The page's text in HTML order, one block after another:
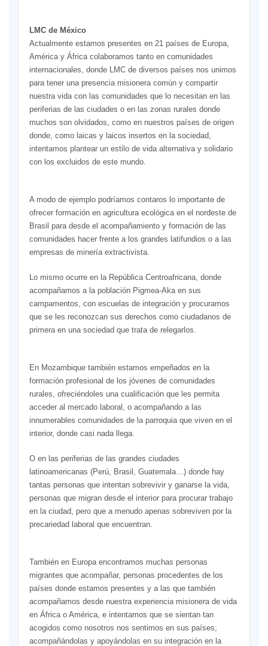
LMC de México
Actualmente estamos presentes en 21 países de Europa,
América y África colaboramos tanto en comunidades
internacionales, donde LMC de diversos países nos unimos
para tener una presencia misionera común y compartir
nuestra vida con las comunidades que lo necesitan en las
periferias de las ciudades o en las zonas rurales donde
muchos son olvidados, como en nuestros países de origen
donde, como laicas y laicos insertos en la sociedad,
intentamos plantear un estilo de vida alternativa y solidario
con los excluidos de este mundo.
A modo de ejemplo podríamos contaros lo importante de
ofrecer formación en agricultura ecológica en el nordeste de
Brasil para desde el acompañamiento y formación de las
comunidades hacer frente a los grandes latifundios o a las
empresas de minería extractivista.
Lo mismo ocurre en la República Centroafricana, donde
acompañamos a la población Pigmea-Aka en sus
campamentos, con escuelas de integración y procuramos
que se les reconozcan sus derechos como ciudadanos de
primera en una sociedad que trata de relegarlos.
En Mozambique también estamos empeñados en la
formación profesional de los jóvenes de comunidades
rurales, ofreciéndoles una cualificación que les permita
acceder al mercado laboral, o acompañando a las
innumerables comunidades de la parroquia que viven en el
interior, donde casi nada llega.
O en las periferias de las grandes ciudades
latinoamericanas (Perú, Brasil, Guatemala…) donde hay
tantas personas que intentan sobrevivir y ganarse la vida,
personas que migran desde el interior para procurar trabajo
en la ciudad, pero que a menudo apenas sobreviven por la
precariedad laboral que encuentran.
También en Europa encontramos muchas personas
migrantes que acompañar, personas procedentes de los
países donde estamos presentes y a las que también
acompañamos desde nuestra experiencia misionera de vida
en África o América, e intentamos que se sientan tan
acogidos como nosotros nos sentimos en sus países;
acompañándolas y apoyándolas en su integración en la